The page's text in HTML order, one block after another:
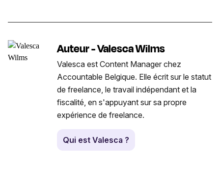
Auteur - Valesca Wilms
Valesca est Content Manager chez
Accountable Belgique. Elle écrit sur le statut
de freelance, le travail indépendant et la
fiscalité, en s'appuyant sur sa propre
expérience de freelance.
Qui est Valesca ?